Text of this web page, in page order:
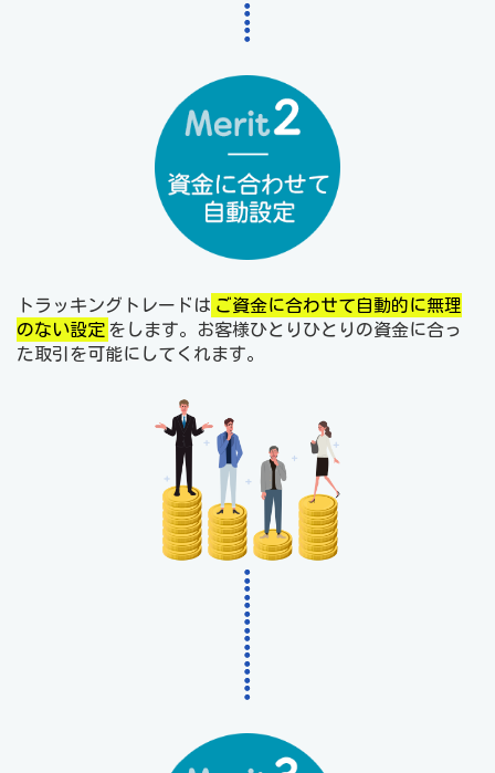
トラッキングトレードは ご資金に合わせて自動的に無理
のない設定 をします。お客様ひとりひとりの資金に合っ
た取引を可能にしてくれます。